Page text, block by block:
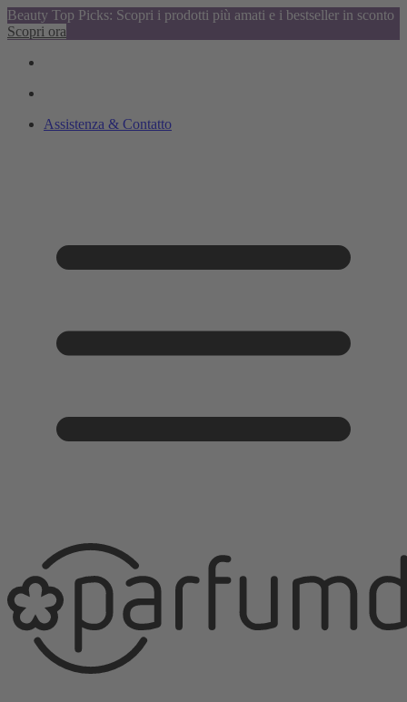
Beauty Top Picks: Scopri i prodotti più amati e i bestseller in sconto
Scopri ora
Assistenza & Contatto